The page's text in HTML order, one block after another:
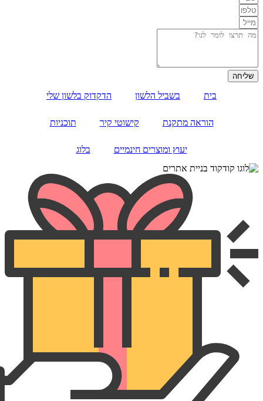
בשביל הלשון הדקדוק בלשון שלי
הוראה מתקנת קישוטי קיר תוכניות
יעוץ ומוצרים חינמיים בלוג